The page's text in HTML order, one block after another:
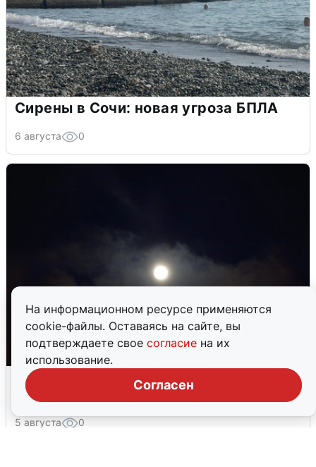
На информационном ресурсе применяются
cookie-файлы. Оставаясь на сайте, вы
подтверждаете свое согласие на их
использование.
Согласен
Сирены в Сочи: новая угроза БПЛА
6 августа 0
Взрывы в Воронеже после сигнала
тревоги
5 августа 0